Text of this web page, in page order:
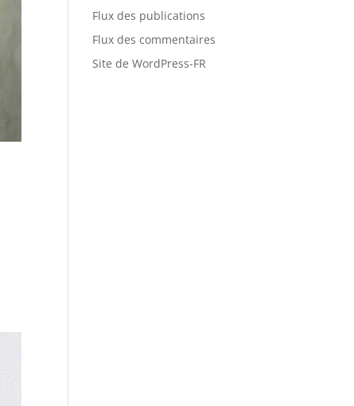
Flux des publications
Flux des commentaires
Site de WordPress-FR